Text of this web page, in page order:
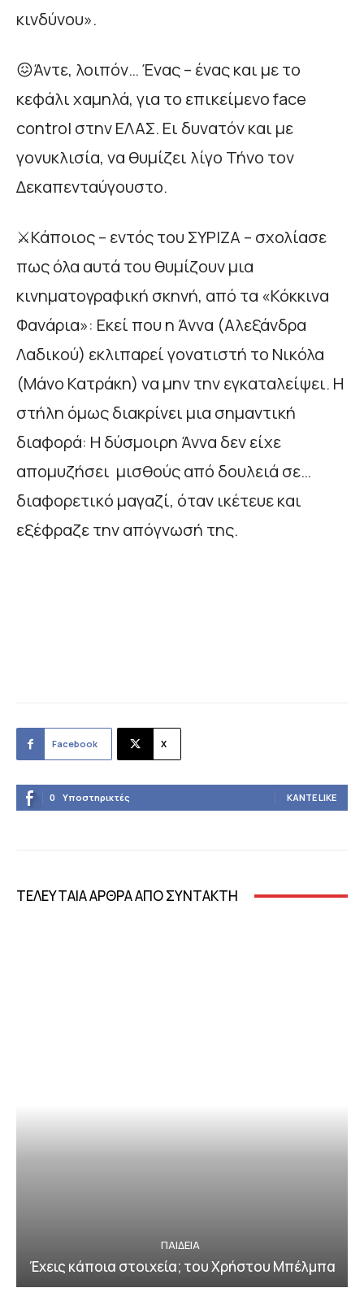
κινδύνου».
😖Άντε, λοιπόν… Ένας – ένας και με το
κεφάλι χαμηλά, για το επικείμενο face
control στην ΕΛΑΣ. Ει δυνατόν και με
γονυκλισία, να θυμίζει λίγο Τήνο τον
Δεκαπενταύγουστο.
⚔️Κάποιος – εντός του ΣΥΡΙΖΑ – σχολίασε
πως όλα αυτά του θυμίζουν μια
κινηματογραφική σκηνή, από τα «Κόκκινα
Φανάρια»: Εκεί που η Άννα (Αλεξάνδρα
Λαδικού) εκλιπαρεί γονατιστή το Νικόλα
(Μάνο Κατράκη) να μην την εγκαταλείψει. Η
στήλη όμως διακρίνει μια σημαντική
διαφορά: Η δύσμοιρη Άννα δεν είχε
απομυζήσει μισθούς από δουλειά σε…
διαφορετικό μαγαζί, όταν ικέτευε και
εξέφραζε την απόγνωσή της.
Facebook X
0 Υποστηρικτές ΚΆΝΤΕ LIKE
ΤΕΛΕΥΤΑΙΑ ΑΡΘΡΑ ΑΠΟ ΣΥΝΤΑΚΤΗ
ΠΑΙΔΕΙΑ
Έχεις κάποια στοιχεία; του Χρήστου Μπέλμπα